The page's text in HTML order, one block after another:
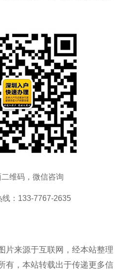
维码，微信咨询
线：133-7767-2635
片来源于互联网，经本站整理
有，本站转载出于传递更多信